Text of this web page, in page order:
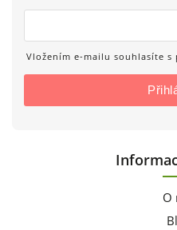
Vložením e-mailu souhlasíte s
O